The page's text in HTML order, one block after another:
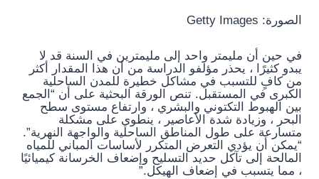
الصورة: Getty Images
في حين أن مليمتر واحد إلى مليمترين في السنة قد لا
يبدو كثيرًا ، يحذر مؤلفو الدراسة من أن هذا المقدار أكثر
من كافٍ للتسبب في مشاكل خطيرة للمدن الساحلية
الكبرى في المستقبل. تنص الورقة البحثية على أن “الجمع
بين الهبوط التكتوني والبشري ، وارتفاع مستوى سطح
البحر ، وزيادة شدة الأعاصير ، ينطوي على مشكلة
متسارعة على طول المناطق الساحلية والواجهة النهرية”.
“يمكن أن يؤدي التعرض المتكرر لأساسات المباني للمياه
المالحة إلى تآكل حديد التسليح وإضعاف الخرسانة كيميائيًا
، مما يتسبب في إضعاف الهيكل.”